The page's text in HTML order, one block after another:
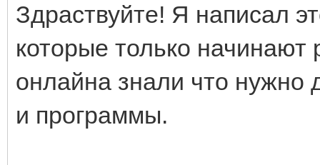
Здраствуйте! Я написал
которые только
онлайна знали что нужно
и программы.